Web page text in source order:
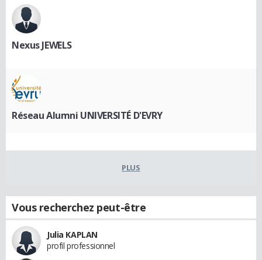
Nexus JEWELS
Réseau Alumni UNIVERSITÉ D'EVRY
PLUS
Vous recherchez peut-être
Julia KAPLAN
profil professionnel